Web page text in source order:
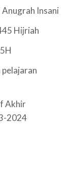
Insani
Hijriah
Akhir
2024